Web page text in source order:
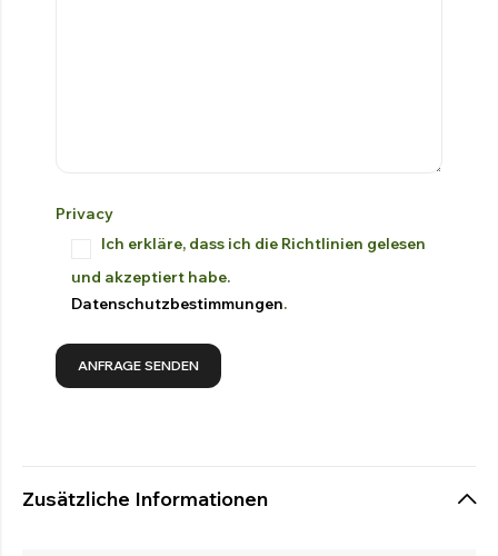
Privacy
Ich erkläre, dass ich die Richtlinien gelesen
und akzeptiert habe.
Datenschutzbestimmungen.
Zusätzliche Informationen